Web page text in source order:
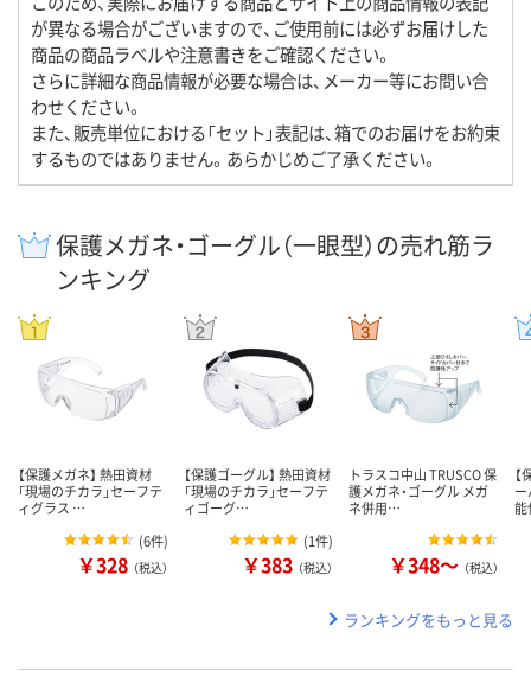
が異なる場合がございますので、ご使用前には必ずお届けした
商品の商品ラベルや注意書きをご確認ください。
さらに詳細な商品情報が必要な場合は、メーカー等にお問い合
わせください。
また、販売単位における「セット」表記は、箱でのお届けをお約束
するものではありません。あらかじめご了承ください。
保護メガネ・ゴーグル（一眼型）の売れ筋ラ
ンキング
【保護メガネ】 熱田資材
「現場のチカラ」セーフテ
ィグラス …
(6件)
￥328 （税込）
【保護ゴーグル】 熱田資材
「現場のチカラ」セーフテ
ィゴーグ…
(1件)
￥383 （税込）
トラスコ中山 TRUSCO 保
護メガネ・ゴーグル メガ
ネ併用…
￥348～ （税込）
ランキングをもっと見る